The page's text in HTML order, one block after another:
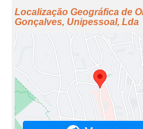
Localização Geográfica de
Gonçalves, Unipessoal, Lda